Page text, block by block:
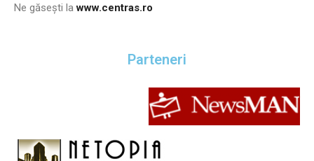
Ne găsești lawww.centras.ro
Parteneri